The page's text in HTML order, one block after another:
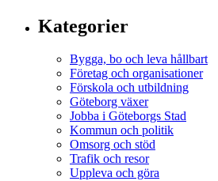
Kategorier
Bygga, bo och leva hållbart
Företag och organisationer
Förskola och utbildning
Göteborg växer
Jobba i Göteborgs Stad
Kommun och politik
Omsorg och stöd
Trafik och resor
Uppleva och göra